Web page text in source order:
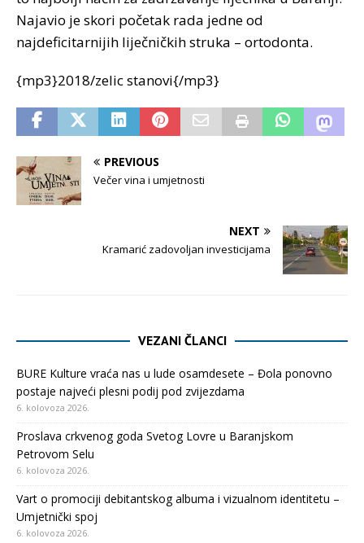
Najavio je skori početak rada jedne od
najdeficitarnijih liječničkih struka – ortodonta.
{mp3}2018/zelic stanovi{/mp3}
PREVIOUS
Večer vina i umjetnosti
NEXT
Kramarić zadovoljan investicijama
VEZANI ČLANCI
BURE Kulture vraća nas u lude osamdesete – Đola ponovno
postaje najveći plesni podij pod zvijezdama
6. kolovoza 2026.
Proslava crkvenog goda Svetog Lovre u Baranjskom
Petrovom Selu
6. kolovoza 2026.
Vart o promociji debitantskog albuma i vizualnom identitetu –
Umjetnički spoj
6. kolovoza 2026.